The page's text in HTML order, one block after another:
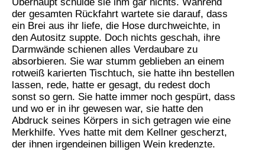
der gesamten Rückfahrt wartete sie darauf, dass
ein Brei aus ihr liefe, die Hose durchweichte, in
den Autositz suppte. Doch nichts geschah, ihre
Darmwände schienen alles Verdaubare zu
absorbieren. Sie war stumm geblieben an einem
rotweiß karierten Tischtuch, sie hatte ihn bestellen
lassen, rede, hatte er gesagt, du redest doch
sonst so gern. Sie hatte immer noch gespürt, dass
und wo er in ihr gewesen war, sie hatte den
Abdruck seines Körpers in sich getragen wie eine
Merkhilfe. Yves hatte mit dem Kellner gescherzt,
der ihnen irgendeinen billigen Wein kredenzte.